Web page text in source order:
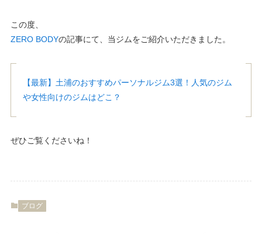
この度、
ZERO BODYの記事にて、当ジムをご紹介いただきました。
【最新】土浦のおすすめパーソナルジム3選！人気のジム
や女性向けのジムはどこ？
ぜひご覧くださいね！
ブログ